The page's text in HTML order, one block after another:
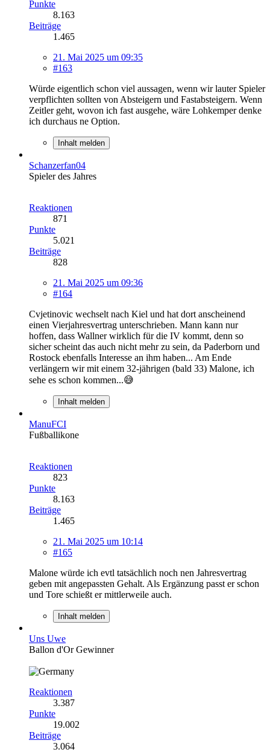
Punkte
8.163
Beiträge
1.465
21. Mai 2025 um 09:35
#163
Würde eigentlich schon viel aussagen, wenn wir lauter Spieler
verpflichten sollten von Absteigern und Fastabsteigern. Wenn
Zeitler geht, wovon ich fast ausgehe, wäre Lohkemper denke
ich durchaus ne Option.
Inhalt melden
Schanzerfan04
Spieler des Jahres
Reaktionen
871
Punkte
5.021
Beiträge
828
21. Mai 2025 um 09:36
#164
Cvjetinovic wechselt nach Kiel und hat dort anscheinend
einen Vierjahresvertrag unterschrieben. Mann kann nur
hoffen, dass Wallner wirklich für die IV kommt, denn so
sicher scheint das auch nicht mehr zu sein, da Paderborn und
Rostock ebenfalls Interesse an ihm haben... Am Ende
verlängern wir mit einem 32-jährigen (bald 33) Malone, ich
sehe es schon kommen...😅
Inhalt melden
ManuFCI
Fußballikone
Reaktionen
823
Punkte
8.163
Beiträge
1.465
21. Mai 2025 um 10:14
#165
Malone würde ich evtl tatsächlich noch nen Jahresvertrag
geben mit angepassten Gehalt. Als Ergänzung passt er schon
und Tore schießt er mittlerweile auch.
Inhalt melden
Uns Uwe
Ballon d'Or Gewinner
Reaktionen
3.387
Punkte
19.002
Beiträge
3.064